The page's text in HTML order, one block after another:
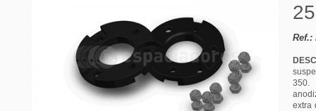
Ref.:
350.
extra